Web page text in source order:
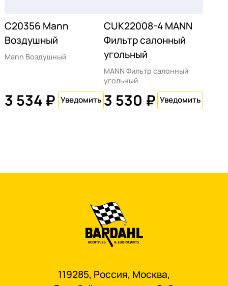
C20356 Mann
Воздушный
Mann Воздушный
3 534 ₽
CUK22008-4 MANN
Фильтр салонный
угольный
MANN Фильтр салонный
угольный
3 530 ₽
119285, Россия, Москва,